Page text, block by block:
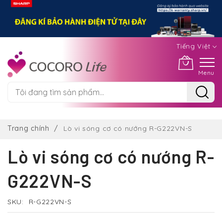
Tiếng Việt
Menu
nộiTrang chính Lò vi sóng cơ có nướng R-G222VN-S
Lò vi sóng cơ có nướng R-
G222VN-S
SKU R-G222VN-S